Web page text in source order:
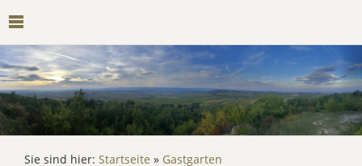
Sie sind hier: Startseite » Gastgarten